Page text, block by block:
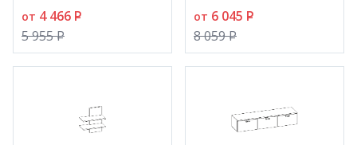
от 4 466 P
5 955P
от 6 045 P
8 059P